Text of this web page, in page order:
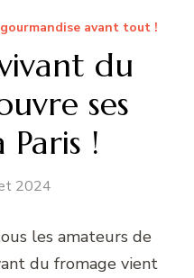
avant tout !
du
ses
!
2024
les amateurs de
du fromage vient